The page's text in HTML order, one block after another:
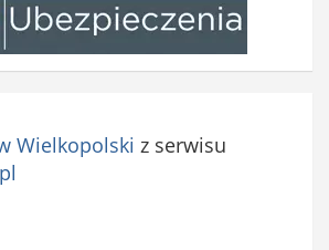
Wielkopolski z serwisu